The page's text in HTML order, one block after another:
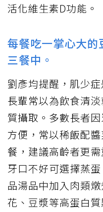
活化維生素D功能。
每餐吃一掌心大
三餐中。
劉彥均提醒，肌少
長輩常以為飲食清
質攝取。多數長者
方便，常以稀飯配
餐，建議高齡者更
牙口不好可選擇蒸
品湯品中加入肉類
花、豆漿等高蛋白質